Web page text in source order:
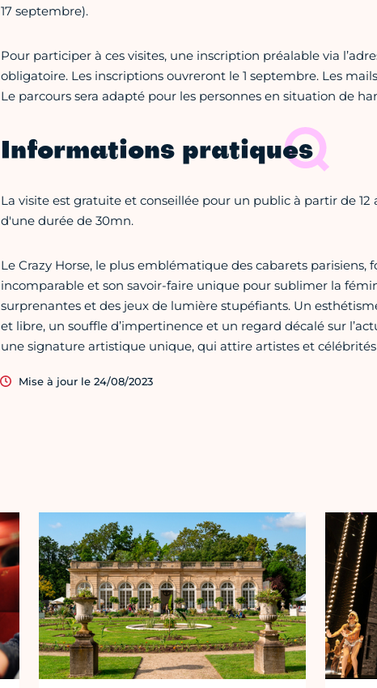
17 septembre).
Pour participer à ces visites, une inscription préalable via
obligatoire. Les inscriptions ouvreront le 1 septembre. Les
Le parcours sera adapté pour les personnes en situation de
Informations pratiques
La visite est gratuite et conseillée pour un public à partir de
d'une durée de 30mn.
Le Crazy Horse, le plus emblématique des cabarets parisiens,
incomparable et son savoir-faire unique pour sublimer la
surprenantes et des jeux de lumière stupéfiants. Un
et libre, un souffle d’impertinence et un regard décalé sur
une signature artistique unique, qui attire artistes et
Mise à jour le 24/08/2023